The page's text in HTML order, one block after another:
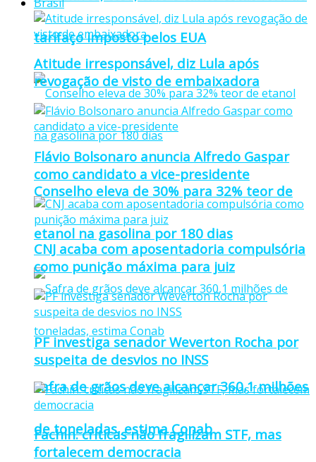
tarifaço imposto pelos EUA
Conselho eleva de 30% para 32% teor de
etanol na gasolina por 180 dias
Safra de grãos deve alcançar 360,1 milhões
de toneladas, estima Conab
Atitude irresponsável, diz Lula após
revogação de visto de embaixadora
Flávio Bolsonaro anuncia Alfredo Gaspar
como candidato a vice-presidente
CNJ acaba com aposentadoria compulsória
como punição máxima para juiz
PF investiga senador Weverton Rocha por
suspeita de desvios no INSS
Fachin: críticas não fragilizam STF, mas
fortalecem democracia